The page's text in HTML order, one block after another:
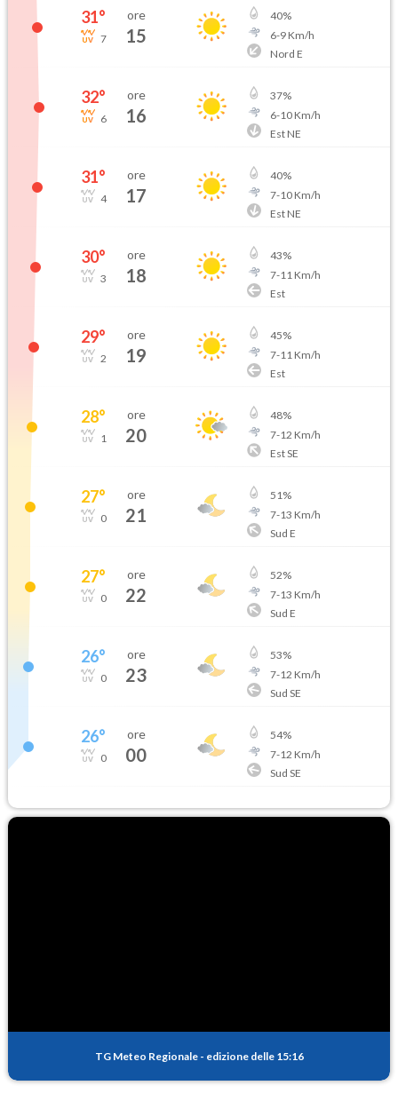
31°
7
ore
15
40%
6-9Km/h
Nord E
32°
6
ore
16
37%
6-10Km/h
Est NE
31°
4
ore
17
40%
7-10Km/h
Est NE
30°
3
ore
18
43%
7-11 Km/h
Est
29°
2
ore
19
45%
7-11 Km/h
Est
28°
1
ore
20
48%
7-12 Km/h
Est SE
27°
0
ore
21
51%
7-13 Km/h
Sud E
27°
0
ore
22
52%
7-13 Km/h
Sud E
26°
0
ore
23
53%
7-12 Km/h
Sud SE
26°
0
ore
00
54%
7-12 Km/h
Sud SE
TG Meteo Regionale - edizione delle 15:16